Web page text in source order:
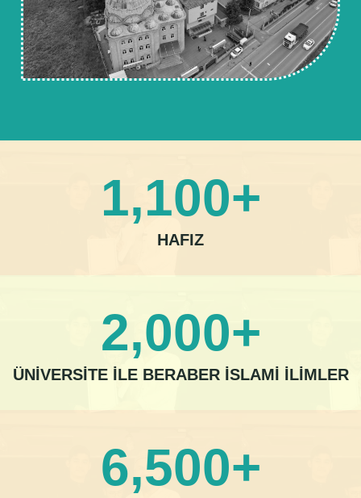
1,100+
HAFIZ
2,000+
ÜNİVERSİTE İLE BERABER İSLAMİ İLİMLER
6,500+